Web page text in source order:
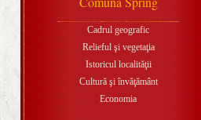
Cadrul geografic
Relieful şi vegetaţia
Istoricul localităţii
Cultură şi învăţământ
Economia